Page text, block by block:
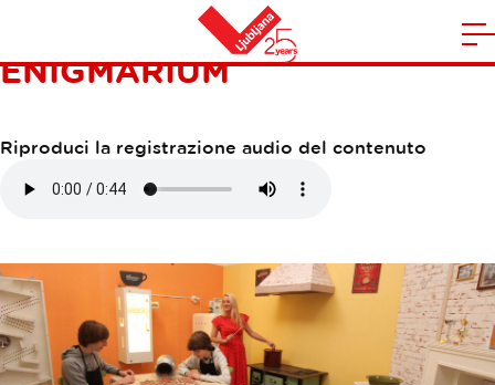
Casa
la
ESCAPE ROOM
ENIGMARIUM
Riproduci la registrazione audio del contenuto